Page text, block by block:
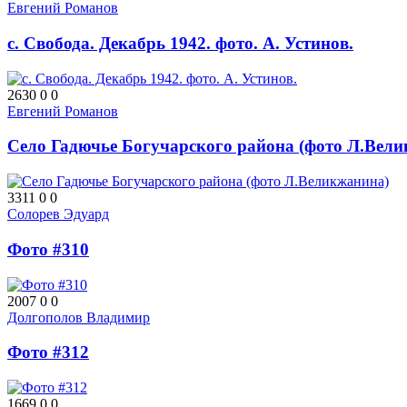
Евгений Романов
с. Свобода. Декабрь 1942. фото. А. Устинов.
2630 0 0
Евгений Романов
Село Гадючье Богучарского района (фото
3311 0 0
Солорев Эдуард
Фото #310
2007 0 0
Долгополов Владимир
Фото #312
1669 0 0